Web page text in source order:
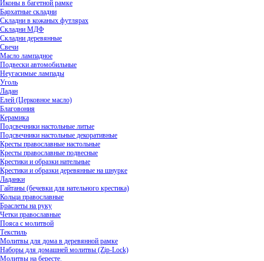
Иконы в багетной рамке
Бархатные складни
Складни в кожаных футлярах
Складни МДФ
Складни деревянные
Свечи
Масло лампадное
Подвески автомобильные
Неугасимые лампады
Уголь
Ладан
Елей (Церковное масло)
Благовония
Керамика
Подсвечники настольные литые
Подсвечники настольные декоративные
Кресты православные настольные
Кресты православные подвесные
Крестики и образки нательные
Крестики и образки деревянные на шнурке
Ладанки
Гайтаны (бечевки для нательного крестика)
Кольца православные
Браслеты на руку
Четки православные
Пояса с молитвой
Текстиль
Молитвы для дома в деревянной рамке
Наборы для домашней молитвы (Zip-Lock)
Молитвы на бересте.